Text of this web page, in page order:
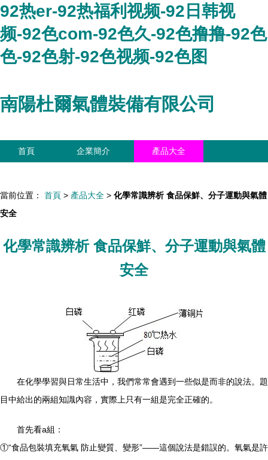
92热er-92热福利视频-92日韩视
频-92色com-92色久-92色撸撸-92色
色-92色射-92色视频-92色图
南陽杜爾氣體裝備有限公司
首頁 企業簡介 產品大全
當前位置： 首頁 > 產品大全 > 化學常識辨析 食品保鮮、分子運動與氣體
安全
化學常識辨析 食品保鮮、分子運動與氣體
安全
在化學學習與日常生活中，我們常常會遇到一些似是而非的說法。題
目中給出的兩組知識內容，實際上只有一組是完全正確的。
首先看a組：
①“食品包裝填充氧氣 防止變質、變形”——這個說法是錯誤的。氧氣是許